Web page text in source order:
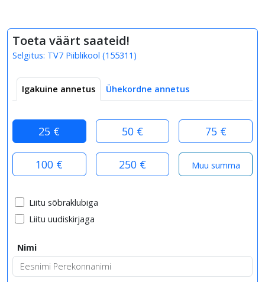
Toeta väärt saateid!
Selgitus: TV7 Piiblikool (155311 )
Igakuine annetus Ühekordne annetus
25 € 50 € 75 €
100 € 250 €
Liitu sõbraklubiga
Liitu uudiskirjaga
Nimi